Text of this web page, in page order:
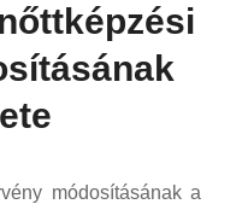
módosításának a